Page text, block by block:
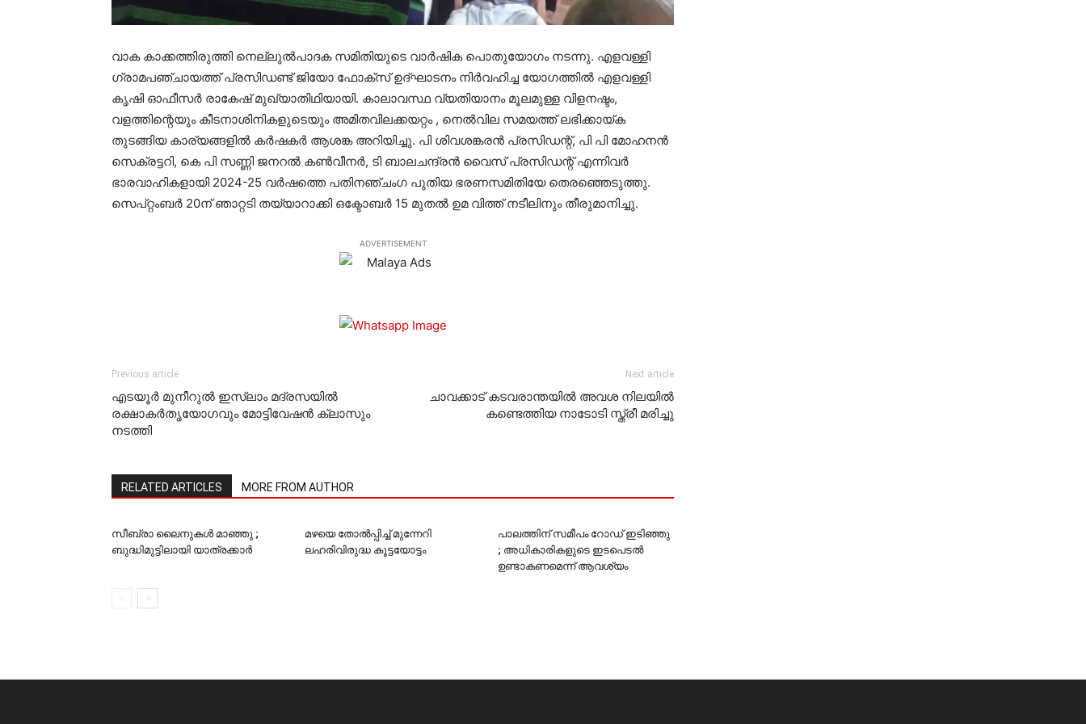
വാക കാക്കത്തിരുത്തി നെല്ലുല്‍പാദക സമിതിയുടെ വാര്‍ഷിക പൊതുയോഗം നടന്നു. എളവള്ളി
ഗ്രാമപഞ്ചായത്ത് പ്രസിഡണ്ട് ജിയോ ഫോക്‌സ് ഉദ്ഘാടനം നിര്‍വഹിച്ച യോഗത്തില്‍ എളവള്ളി
കൃഷി ഓഫീസര്‍ രാകേഷ് മുഖ്യാതിഥിയായി. കാലാവസ്ഥ വ്യതിയാനം മൂലമുള്ള വിളനഷ്ടം,
വളത്തിന്റെയും കീടനാശിനികളുടെയും അമിതവിലക്കയറ്റം , നെല്‍വില സമയത്ത് ലഭിക്കായ്ക
തുടങ്ങിയ കാര്യങ്ങളില്‍ കര്‍ഷകര്‍ ആശങ്ക അറിയിച്ചു. പി ശിവശങ്കരന്‍ പ്രസിഡന്റ്, പി പി മോഹനന്‍
സെക്രട്ടറി, കെ പി സണ്ണി ജനറല്‍ കണ്‍വീനര്‍, ടി ബാലചന്ദ്രന്‍ വൈസ് പ്രസിഡന്റ് എന്നിവര്‍
ഭാരവാഹികളായി 2024-25 വര്‍ഷത്തെ പതിനഞ്ചംഗ പുതിയ ഭരണസമിതിയേ തെരഞ്ഞെടുത്തു.
സെപ്റ്റംബര്‍ 20ന് ഞാറ്റടി തയ്യാറാക്കി ഒക്ടോബര്‍ 15 മുതല്‍ ഉമ വിത്ത് നടീലിനും തീരുമാനിച്ചു.
ADVERTISEMENT
Previous article
എടയൂര്‍ മുനീറുല്‍ ഇസ്ലാം മദ്രസയില്‍
രക്ഷാകര്‍തൃയോഗവും മോട്ടിവേഷന്‍ ക്ലാസും
നടത്തി
Next article
ചാവക്കാട് കടവരാന്തയില്‍ അവശ നിലയില്‍
കണ്ടെത്തിയ നാടോടി സ്ത്രീ മരിച്ചു
RELATED ARTICLES MORE FROM AUTHOR
സീബ്രാ ലൈനുകള്‍ മാഞ്ഞു ;
ബുദ്ധിമുട്ടിലായി യാത്രക്കാര്‍
മഴയെ തോല്‍പ്പിച്ച് മുന്നേറി
ലഹരിവിരുദ്ധ കൂട്ടയോട്ടം
പാലത്തിന് സമീപം റോഡ് ഇടിഞ്ഞു
; അധികാരികളുടെ ഇടപെടല്‍
ഉണ്ടാകണമെന്ന് ആവശ്യം